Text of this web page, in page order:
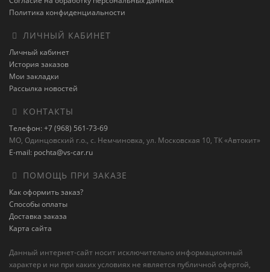
Политика конфиденциальности
ЛИЧНЫЙ КАБИНЕТ
Личный кабинет
История заказов
Мои закладки
Рассылка новостей
КОНТАКТЫ
Телефон: +7 (968) 561-73-69
МО, Одинцовский г.о., с. Немчиновка, ул. Московская 10, ТК «Автокит»
E-mail: pochta@vs-car.ru
ПОМОЩЬ ПРИ ЗАКАЗЕ
Как оформить заказ?
Способы оплаты
Доставка заказа
Карта сайта
Данный интернет-сайт носит исключительно информационный
характер и ни при каких условиях не является публичной офертой,